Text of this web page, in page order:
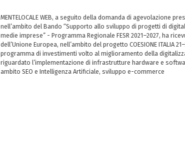
MENTELOCALE WEB, a seguito della domanda di agevolazione
nell’ambito del Bando “Supporto allo sviluppo di progetti di
medie imprese” - Programma Regionale FESR 2021–2027, ha
dell’Unione Europea, nell’ambito del progetto COESIONE ITALIA
programma di investimenti volto al miglioramento della
riguardato l’implementazione di infrastrutture hardware e
ambito SEO e Intelligenza Artificiale, sviluppo e-commerce